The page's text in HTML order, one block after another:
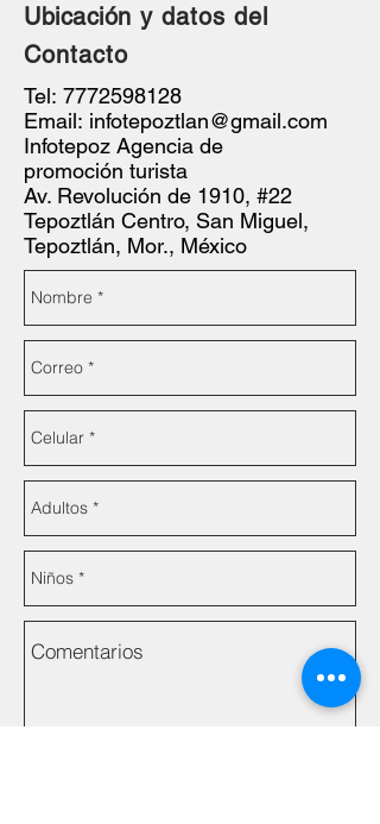
Ubicación y datos del
Contacto
Tel: 7772598128
Email: infotepoztlan@gmail.com
Infotepoz Agencia de
promoción turista
Av. Revolución de 1910, #22
Tepoztlán Centro, San Miguel,
Tepoztlán, Mor., México